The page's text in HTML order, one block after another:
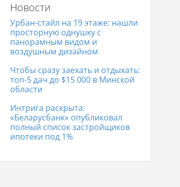
Торговые объекты в
Новости
Урбан-стайл на 19 этаже: нашли
просторную однушку с
панорамным видом и
воздушным дизайном
Чтобы сразу заехать и отдыхать:
топ-5 дач до $15 000 в Минской
области
Интрига раскрыта:
«Беларусбанк» опубликовал
полный список застройщиков
ипотеки под 1%